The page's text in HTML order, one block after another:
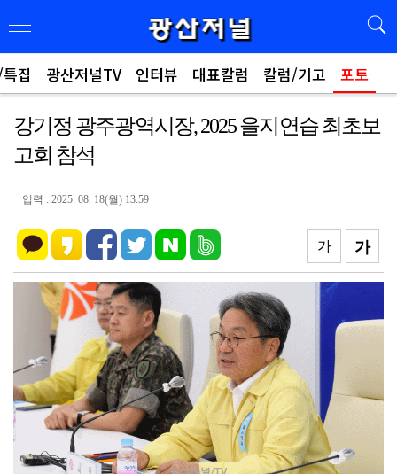
집 광산저널TV 인터뷰 대표칼럼 칼럼/기고 포토
강기정 광주광역시장, 2025 을지연습 최초보
고회 참석
입력 : 2025. 08. 18(월) 13:59
가
가